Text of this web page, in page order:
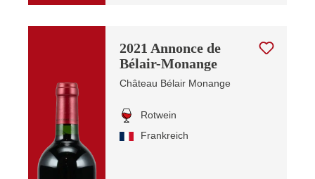
2021 Annonce de
Bélair-Monange
Château Bélair Monange
Rotwein
Frankreich